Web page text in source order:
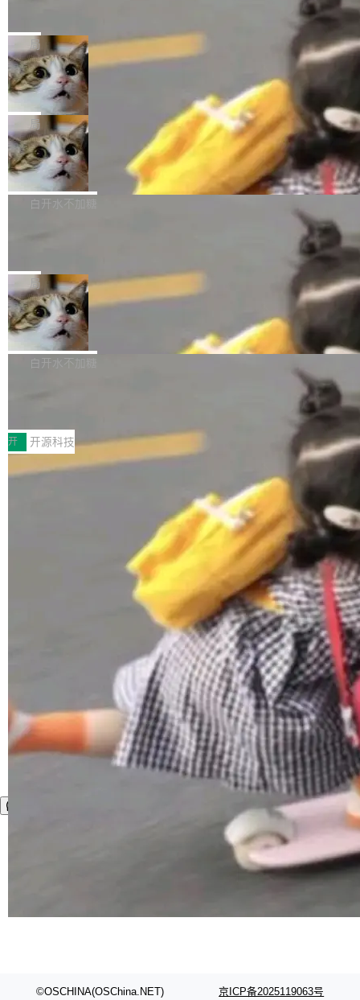
Harness 负责把能力落到真实环境中——调用工
具、读写文件、管理上下文、处理错误、完成闭
环。崔添翼招人的标...
理解、推理、生成与编辑，还仅以 8B-MoT 的轻
量大小，将能力推进到4K、更精细的真实质感、
更复杂的视觉控制和可持续迭代编辑。 相比 U
1，U1.5-Lite-Preview 在以下方向上带来了显著
提升： 原生支持4K图像生成； 更精细的局部纹
理、细节与真实世界质感； 更准确的中英文文字
生成与复杂版式组织； 更稳定的图...
nap。这次是 hwctl——一个用来检查 Ubuntu
硬件认证状态的命令行工具。 Canonical 工程师
Alan Griffiths 在邮件列表中说得很直白：「hwc
tl 是一个 Ubuntu 专有的包，它和它的依赖项都
是 Ubuntu 专有的，不会用在其他发行版上。」
所以 deb 版本的受众实际上为零。既然只有 Ub
untu 用户在用，那用 snap 打包就没什么可纠结
的。 从 deb 到 snap 的迁移路径 hwctl 是 rust-
hwlib 硬件 API 库的一部分，命令行工具负责查
局
Dario Amodei 担心新人来 Anthropic
只为金钱，不为使命
顶级 AI 研究员在两家公司之间来回跳，中间只
隔了几天。 Lilian Weng 上周刚宣布因健康原因
离开 Thinking Machines Lab，说自己作为联合
创始人的角色「太累了」。几天后，The Inform
ation 就曝出她将重回 OpenAI，负责递归自我
改进方向的研究。她是 Thinking Machines 过
一在人才争夺战中失血的公司。六月，Google
连失两员大将：Noam Shazeer 去了 Op...
局
FFmpeg 9.0 发布
FFmpeg 9.0 现已发布，包含多项改进。官方更
新日志列出的 9.0 版本主要更新内容如下： 扩
er HE-AAC 960 解码 (DAB+) transpose_cuda
filter 添加 AMF Frame Rate Converter (vf_frc
_amf) filter SMPTE 2094-50 元数据支持和直
通 ProRes RAW VideoToolbox 硬件加速器 AP
V ...
白开水不加糖
Code 在 X 上发帖：「DeepSeek Flash did 8T
tokens on August 1st. 5T of free usage + 3T
on OpenCode Go.」79.8 万次浏览，连带着 #
DeepSeek一天消耗了8万亿# 上了微博热搜——
注意这是 OpenCode 一家的消耗。 OpenCode
不完。」5T 来自免费额度，3T 来自 Go...
局
NetBSD 11.0 正式发布
NetBSD 11.0 现已正式发布，这是 NetBSD 操
作系统的第十八个主要版本。 自 NetBSD 10.1
ve JH71XX 的设备，例如 VisionFive 2、PINE
64 STAR64，以及 QEMU。 增强了对 POSIX.1
-2024 和 C23 编程接口标准的兼容性。 compat
_linux(8) 增强了对 Linux 系统调用的支持，包
括 epoll（围绕 kqueue 实现）、POSIX 消息队
白开水不加糖
案
享会在上海举办。鸿蒙生态的全场景智慧营销平
台鲸鸿动能协同华为游戏中心，面向游戏行业开
发者及生态伙伴，系统呈现了平台在游戏领域的
完整能力版图——从IAP高价值用户的全周期经
营、到IAA游戏的“买变一体”正循环、再到联运与
广告协同的全链路经营闭环，以及面向全球市场
的出海增长布局。 华为终端云业务商业化销售负
责人在开场致辞中表示，游戏开发者的核心诉求
已不再是“多一个投放渠道”，而是一套能够持续
驱动增长的体系。截至目前，搭载HarmonyOS
6的终端设备已突破7000万台，注册开发者数量
已突破 1100 万。随着鸿蒙生态汇聚越来越多的
开 开源科技
加载更多
©OSCHINA(OSChina.NET) 京ICP备2025119063号